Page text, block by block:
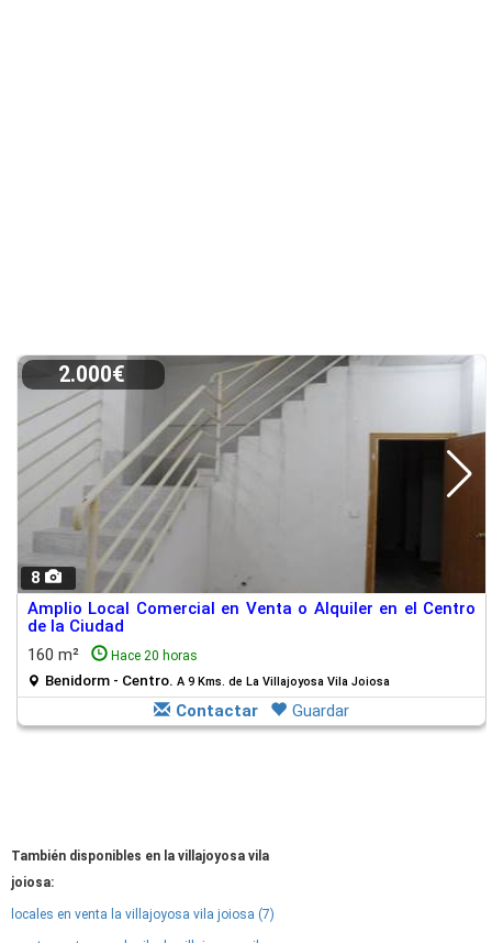
8
2.000€
Amplio Local Comercial en Venta o Alquiler en el Centro
de la Ciudad
160 m²
Hace 20 horas
Benidorm - Centro. A 9 Kms. de La Villajoyosa Vila Joiosa
Contactar Guardar
También disponibles en la villajoyosa vila
joiosa:
locales en venta la villajoyosa vila joiosa (7)